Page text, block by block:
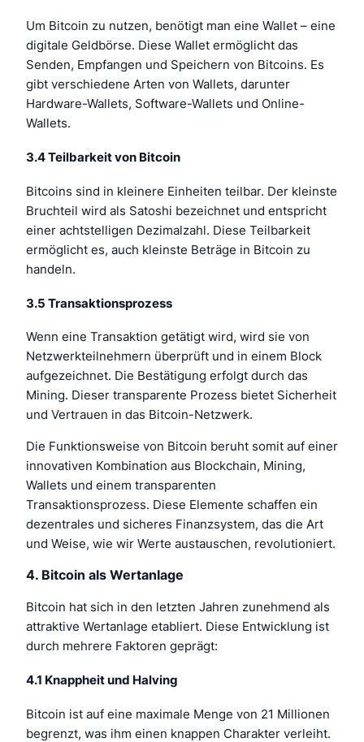
Um Bitcoin zu nutzen, benötigt man eine Wallet – eine
digitale Geldbörse. Diese Wallet ermöglicht das
Senden, Empfangen und Speichern von Bitcoins. Es
gibt verschiedene Arten von Wallets, darunter
Hardware-Wallets, Software-Wallets und Online-
Wallets.
3.4 Teilbarkeit von Bitcoin
Bitcoins sind in kleinere Einheiten teilbar. Der kleinste
Bruchteil wird als Satoshi bezeichnet und entspricht
einer achtstelligen Dezimalzahl. Diese Teilbarkeit
ermöglicht es, auch kleinste Beträge in Bitcoin zu
handeln.
3.5 Transaktionsprozess
Wenn eine Transaktion getätigt wird, wird sie von
Netzwerkteilnehmern überprüft und in einem Block
aufgezeichnet. Die Bestätigung erfolgt durch das
Mining. Dieser transparente Prozess bietet Sicherheit
und Vertrauen in das Bitcoin-Netzwerk.
Die Funktionsweise von Bitcoin beruht somit auf einer
innovativen Kombination aus Blockchain, Mining,
Wallets und einem transparenten
Transaktionsprozess. Diese Elemente schaffen ein
dezentrales und sicheres Finanzsystem, das die Art
und Weise, wie wir Werte austauschen, revolutioniert.
4. Bitcoin als Wertanlage
Bitcoin hat sich in den letzten Jahren zunehmend als
attraktive Wertanlage etabliert. Diese Entwicklung ist
durch mehrere Faktoren geprägt:
4.1 Knappheit und Halving
Bitcoin ist auf eine maximale Menge von 21 Millionen
begrenzt, was ihm einen knappen Charakter verleiht.